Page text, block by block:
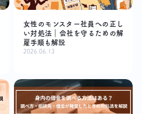
女性のモンスター社員への正し
い対処法｜会社を守るための解
雇手順も解説
2026.06.13